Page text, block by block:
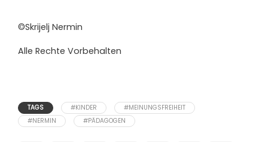
©Skrijelj Nermin
Alle Rechte Vorbehalten
TAGS #KINDER
#MEINUNGSFREIHEIT
#NERMIN
#PÄDAGOGEN